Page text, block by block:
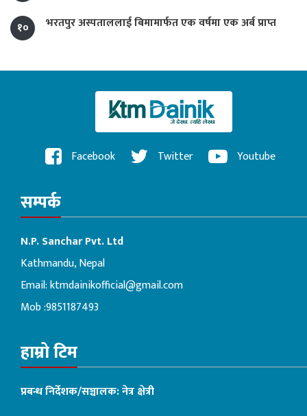
१० भरतपुर अस्पताललाई बिमामार्फत एक वर्षमा एक अर्ब प्राप्त
Facebook Twitter Youtube
सम्पर्क
N.P. Sanchar Pvt. Ltd
Kathmandu, Nepal
Email:ktmdainikofficial@gmail.com
Mob :9851187493
हाम्रो टिम
प्रबन्ध निर्देशक/सञ्चालक: नेत्र क्षेत्री